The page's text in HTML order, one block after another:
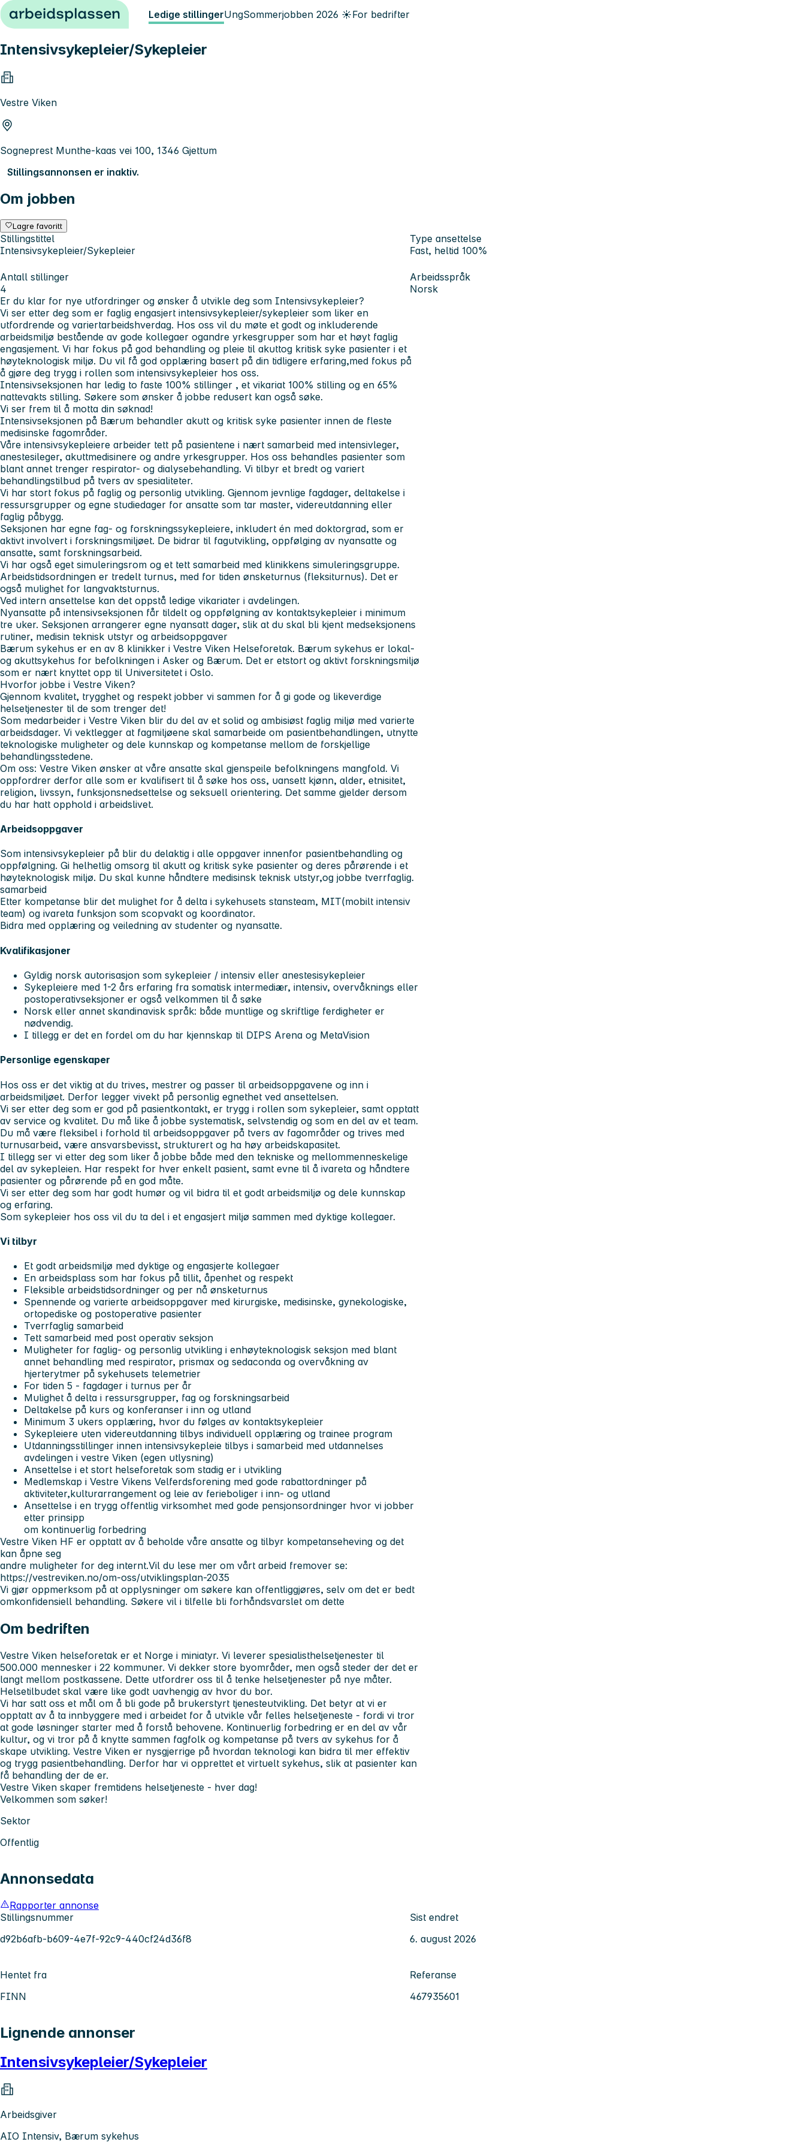
Hopp til innhold Ledige stillingerUngSommerjobben 2026 ☀️For bedrifter
Intensivsykepleier/Sykepleier
Vestre Viken
Sogneprest Munthe-kaas vei 100, 1346 Gjettum
Stillingsannonsen er inaktiv.
Om jobben
Lagre favoritt
Stillingstittel
Intensivsykepleier/Sykepleier
Type ansettelse
Fast, heltid 100%
Antall stillinger
4
Arbeidsspråk
Norsk
Er du klar for nye utfordringer og ønsker å utvikle deg som Intensivsykepleier?
Vi ser etter deg som er faglig engasjert intensivsykepleier/sykepleier som liker en
utfordrende og variertarbeidshverdag. Hos oss vil du møte et godt og inkluderende
arbeidsmiljø bestående av gode kollegaer ogandre yrkesgrupper som har et høyt faglig
engasjement. Vi har fokus på god behandling og pleie til akuttog kritisk syke pasienter i et
høyteknologisk miljø. Du vil få god opplæring basert på din tidligere erfaring,med fokus på
å gjøre deg trygg i rollen som intensivsykepleier hos oss.
Intensivseksjonen har ledig to faste 100% stillinger , et vikariat 100% stilling og en 65%
nattevakts stilling. Søkere som ønsker å jobbe redusert kan også søke.
Vi ser frem til å motta din søknad!
Intensivseksjonen på Bærum behandler akutt og kritisk syke pasienter innen de fleste
medisinske fagområder.
Våre intensivsykepleiere arbeider tett på pasientene i nært samarbeid med intensivleger,
anestesileger, akuttmedisinere og andre yrkesgrupper. Hos oss behandles pasienter som
blant annet trenger respirator- og dialysebehandling. Vi tilbyr et bredt og variert
behandlingstilbud på tvers av spesialiteter.
Vi har stort fokus på faglig og personlig utvikling. Gjennom jevnlige fagdager, deltakelse i
ressursgrupper og egne studiedager for ansatte som tar master, videreutdanning eller
faglig påbygg.
Seksjonen har egne fag- og forskningssykepleiere, inkludert én med doktorgrad, som er
aktivt involvert i forskningsmiljøet. De bidrar til fagutvikling, oppfølging av nyansatte og
ansatte, samt forskningsarbeid.
Vi har også eget simuleringsrom og et tett samarbeid med klinikkens simuleringsgruppe.
Arbeidstidsordningen er tredelt turnus, med for tiden ønsketurnus (fleksiturnus). Det er
også mulighet for langvaktsturnus.
Ved intern ansettelse kan det oppstå ledige vikariater i avdelingen.
Nyansatte på intensivseksjonen får tildelt og oppfølgning av kontaktsykepleier i minimum
tre uker. Seksjonen arrangerer egne nyansatt dager, slik at du skal bli kjent medseksjonens
rutiner, medisin teknisk utstyr og arbeidsoppgaver
Bærum sykehus er en av 8 klinikker i Vestre Viken Helseforetak. Bærum sykehus er lokal-
og akuttsykehus for befolkningen i Asker og Bærum. Det er etstort og aktivt forskningsmiljø
som er nært knyttet opp til Universitetet i Oslo.
Hvorfor jobbe i Vestre Viken?
Gjennom kvalitet, trygghet og respekt jobber vi sammen for å gi gode og likeverdige
helsetjenester til de som trenger det!
Som medarbeider i Vestre Viken blir du del av et solid og ambisiøst faglig miljø med varierte
arbeidsdager. Vi vektlegger at fagmiljøene skal samarbeide om pasientbehandlingen, utnytte
teknologiske muligheter og dele kunnskap og kompetanse mellom de forskjellige
behandlingsstedene.
Om oss: Vestre Viken ønsker at våre ansatte skal gjenspeile befolkningens mangfold. Vi
oppfordrer derfor alle som er kvalifisert til å søke hos oss, uansett kjønn, alder, etnisitet,
religion, livssyn, funksjonsnedsettelse og seksuell orientering. Det samme gjelder dersom
du har hatt opphold i arbeidslivet.
Arbeidsoppgaver
Som intensivsykepleier på blir du delaktig i alle oppgaver innenfor pasientbehandling og
oppfølgning. Gi helhetlig omsorg til akutt og kritisk syke pasienter og deres pårørende i et
høyteknologisk miljø. Du skal kunne håndtere medisinsk teknisk utstyr,og jobbe tverrfaglig.
samarbeid
Etter kompetanse blir det mulighet for å delta i sykehusets stansteam, MIT(mobilt intensiv
team) og ivareta funksjon som scopvakt og koordinator.
Bidra med opplæring og veiledning av studenter og nyansatte.
Kvalifikasjoner
Gyldig norsk autorisasjon som sykepleier / intensiv eller anestesisykepleier
Sykepleiere med 1-2 års erfaring fra somatisk intermediær, intensiv, overvåknings eller
postoperativseksjoner er også velkommen til å søke
Norsk eller annet skandinavisk språk: både muntlige og skriftlige ferdigheter er
nødvendig.
I tillegg er det en fordel om du har kjennskap til DIPS Arena og MetaVision
Personlige egenskaper
Hos oss er det viktig at du trives, mestrer og passer til arbeidsoppgavene og inn i
arbeidsmiljøet. Derfor legger vivekt på personlig egnethet ved ansettelsen.
Vi ser etter deg som er god på pasientkontakt, er trygg i rollen som sykepleier, samt opptatt
av service og kvalitet. Du må like å jobbe systematisk, selvstendig og som en del av et team.
Du må være fleksibel i forhold til arbeidsoppgaver på tvers av fagområder og trives med
turnusarbeid, være ansvarsbevisst, strukturert og ha høy arbeidskapasitet.
I tillegg ser vi etter deg som liker å jobbe både med den tekniske og mellommenneskelige
del av sykepleien. Har respekt for hver enkelt pasient, samt evne til å ivareta og håndtere
pasienter og pårørende på en god måte.
Vi ser etter deg som har godt humør og vil bidra til et godt arbeidsmiljø og dele kunnskap
og erfaring.
Som sykepleier hos oss vil du ta del i et engasjert miljø sammen med dyktige kollegaer.
Vi tilbyr
Et godt arbeidsmiljø med dyktige og engasjerte kollegaer
En arbeidsplass som har fokus på tillit, åpenhet og respekt
Fleksible arbeidstidsordninger og per nå ønsketurnus
Spennende og varierte arbeidsoppgaver med kirurgiske, medisinske, gynekologiske,
ortopediske og postoperative pasienter
Tverrfaglig samarbeid
Tett samarbeid med post operativ seksjon
Muligheter for faglig- og personlig utvikling i enhøyteknologisk seksjon med blant
annet behandling med respirator, prismax og sedaconda og overvåkning av
hjerterytmer på sykehusets telemetrier
For tiden 5 - fagdager i turnus per år
Mulighet å delta i ressursgrupper, fag og forskningsarbeid
Deltakelse på kurs og konferanser i inn og utland
Minimum 3 ukers opplæring, hvor du følges av kontaktsykepleier
Sykepleiere uten videreutdanning tilbys individuell opplæring og trainee program
Utdanningsstillinger innen intensivsykepleie tilbys i samarbeid med utdannelses
avdelingen i vestre Viken (egen utlysning)
Ansettelse i et stort helseforetak som stadig er i utvikling
Medlemskap i Vestre Vikens Velferdsforening med gode rabattordninger på
aktiviteter,kulturarrangement og leie av ferieboliger i inn- og utland
Ansettelse i en trygg offentlig virksomhet med gode pensjonsordninger hvor vi jobber
etter prinsipp
om kontinuerlig forbedring
Vestre Viken HF er opptatt av å beholde våre ansatte og tilbyr kompetanseheving og det
kan åpne seg
andre muligheter for deg internt.Vil du lese mer om vårt arbeid fremover se:
https://vestreviken.no/om-oss/utviklingsplan-2035
Vi gjør oppmerksom på at opplysninger om søkere kan offentliggjøres, selv om det er bedt
omkonfidensiell behandling. Søkere vil i tilfelle bli forhåndsvarslet om dette
Om bedriften
Vestre Viken helseforetak er et Norge i miniatyr. Vi leverer spesialisthelsetjenester til
500.000 mennesker i 22 kommuner. Vi dekker store byområder, men også steder der det er
langt mellom postkassene. Dette utfordrer oss til å tenke helsetjenester på nye måter.
Helsetilbudet skal være like godt uavhengig av hvor du bor.
Vi har satt oss et mål om å bli gode på brukerstyrt tjenesteutvikling. Det betyr at vi er
opptatt av å ta innbyggere med i arbeidet for å utvikle vår felles helsetjeneste - fordi vi tror
at gode løsninger starter med å forstå behovene. Kontinuerlig forbedring er en del av vår
kultur, og vi tror på å knytte sammen fagfolk og kompetanse på tvers av sykehus for å
skape utvikling. Vestre Viken er nysgjerrige på hvordan teknologi kan bidra til mer effektiv
og trygg pasientbehandling. Derfor har vi opprettet et virtuelt sykehus, slik at pasienter kan
få behandling der de er.
Vestre Viken skaper fremtidens helsetjeneste - hver dag!
Velkommen som søker!
Sektor
Offentlig
Annonsedata
Rapporter annonse
Stillingsnummer
d92b6afb-b609-4e7f-92c9-440cf24d36f8
Sist endret
6. august 2026
Hentet fra
FINN
Referanse
467935601
Lignende annonser
Intensivsykepleier/Sykepleier
Arbeidsgiver
AIO Intensiv, Bærum sykehus